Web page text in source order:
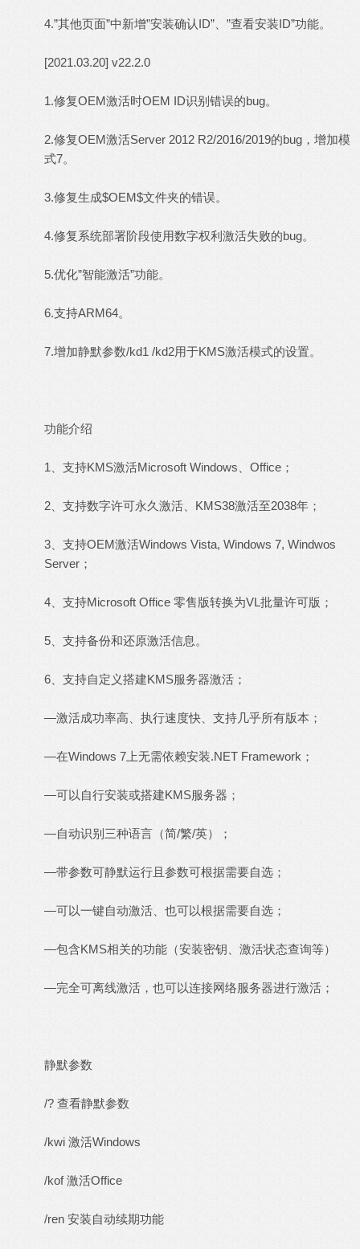
4.”其他页面”中新增”安装确认ID”、”查看安装ID”功能。
[2021.03.20] v22.2.0
1.修复OEM激活时OEM ID识别错误的bug。
2.修复OEM激活Server 2012 R2/2016/2019的bug，增加模
式7。
3.修复生成$OEM$文件夹的错误。
4.修复系统部署阶段使用数字权利激活失败的bug。
5.优化”智能激活”功能。
6.支持ARM64。
7.增加静默参数/kd1 /kd2用于KMS激活模式的设置。
功能介绍
1、支持KMS激活Microsoft Windows、Office；
2、支持数字许可永久激活、KMS38激活至2038年；
3、支持OEM激活Windows Vista, Windows 7, Windwos
Server；
4、支持Microsoft Office 零售版转换为VL批量许可版；
5、支持备份和还原激活信息。
6、支持自定义搭建KMS服务器激活；
—激活成功率高、执行速度快、支持几乎所有版本；
—在Windows 7上无需依赖安装.NET Framework；
—可以自行安装或搭建KMS服务器；
—自动识别三种语言（简/繁/英）；
—带参数可静默运行且参数可根据需要自选；
—可以一键自动激活、也可以根据需要自选；
—包含KMS相关的功能（安装密钥、激活状态查询等）
—完全可离线激活，也可以连接网络服务器进行激活；
静默参数
/? 查看静默参数
/kwi 激活Windows
/kof 激活Office
/ren 安装自动续期功能